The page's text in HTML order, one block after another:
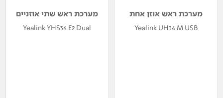
מערכת ראש אוזן אחת
Yealink UH34 M USB
מערכת ראש שתי אוזניים
Yealink YHS36 E2 Dual